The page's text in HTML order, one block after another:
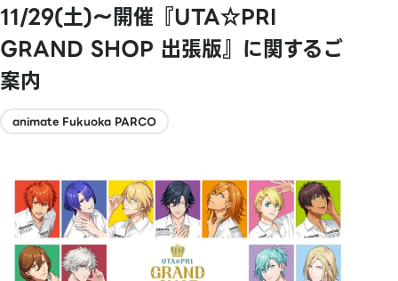
11/29(土)～開催『UTA☆PRI
GRAND SHOP 出張版』に関するご
案内
animate Fukuoka PARCO